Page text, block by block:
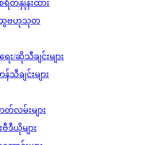
ရိတ်နှုန်းထား
ဗဟုသုတ
/ဆိုသီချင်းများ
သီချင်းများ
တ်လမ်းများ
ဒီယိုများ